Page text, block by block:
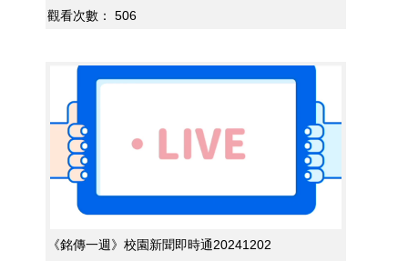
觀看次數：
506
《銘傳一週》校園新聞即時通20241202